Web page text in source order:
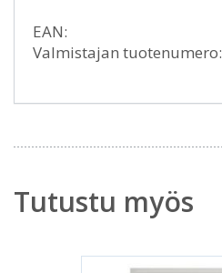
EAN:
Valmistajan tuotenumero:
Tutustu myös